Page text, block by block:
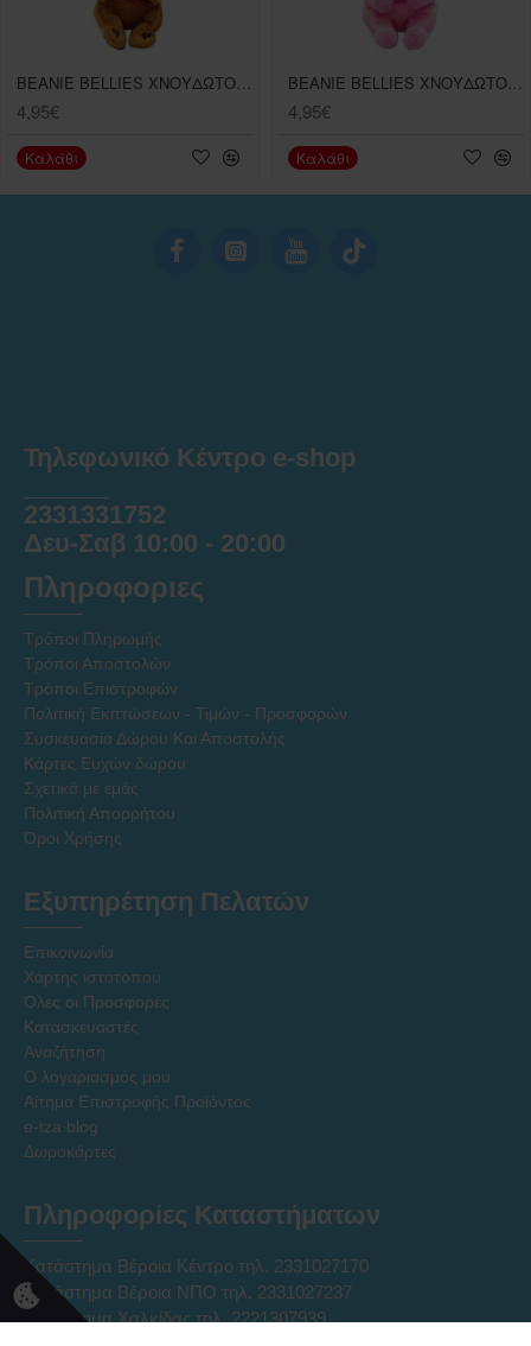
BEANIE BELLIES ΧΝΟΥΔΩΤΟ ΚΛΙΠ ΓΕΡΜΑΝΙΚΟΣ ΠΟΙΜΕΝΙΚΟΣ 8,5ΕΚ.
4,95€
Καλάθι
BEANIE BELLIES ΧΝΟΥΔΩΤΟ ΚΛΙΠ ΜΟΝΟΚΕΡΟΣ ΡΟΖ 8,5ΕΚ.
4,95€
Καλάθι
Τηλεφωνικό Κέντρο e-shop
2331331752
Δευ-Σαβ 10:00 - 20:00
Πληροφοριες
Τρόποι Πληρωμής
Τρόποι Αποστολών
Τρόποι Επιστροφών
Πολιτική Εκπτώσεων - Τιμών - Προσφορών
Συσκευασία Δώρου Και Αποστολής
Κάρτες Ευχών δώρου
Σχετικά με εμάς
Πολιτική Απορρήτου
Όροι Χρήσης
Εξυπηρέτηση Πελατών
Επικοινωνία
Χάρτης ιστότοπου
Όλες οι Προσφορές
Κατασκευαστές
Αναζήτηση
Ο λογαριασμός μου
Αίτημα Επιστροφής Προϊόντος
e-tza blog
Δωροκάρτες
Πληροφορίες Καταστήματων
Κατάστημα Βέροια Κέντρο τηλ. 2331027170
Κατάστημα Βέροια ΝΠΟ τηλ. 2331027237
Κατάστημα Χαλκίδας τηλ. 2221307939